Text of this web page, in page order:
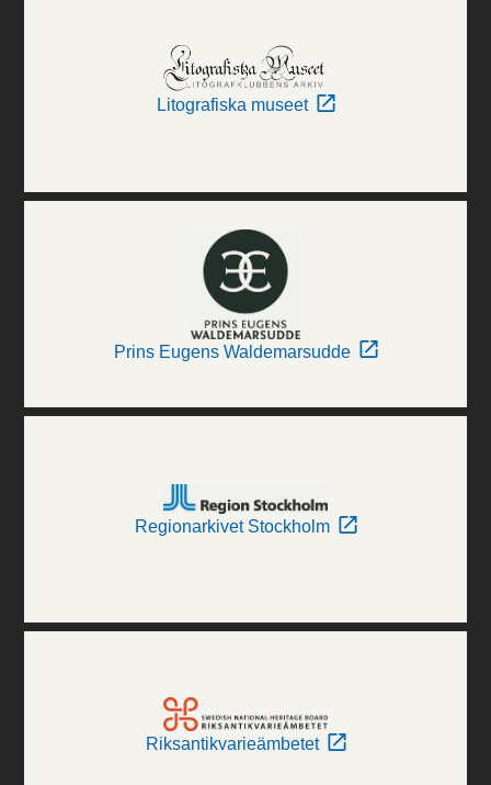
Litografiska museet
Prins Eugens Waldemarsudde
Regionarkivet Stockholm
Riksantikvarieämbetet